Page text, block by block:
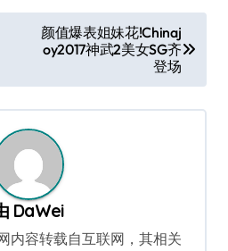
颜值爆表姐妹花!Chinaj
oy2017神武2美女SG齐
登场
DaWei
内容转载自互联网，其相关